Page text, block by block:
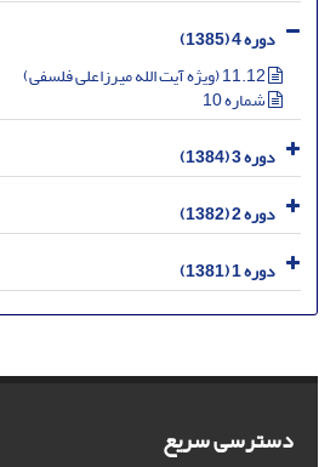
دوره 4 (1385)
شماره 10
دوره 3 (1384)
دوره 2 (1382)
دوره 1 (1381)
دسترسی سریع